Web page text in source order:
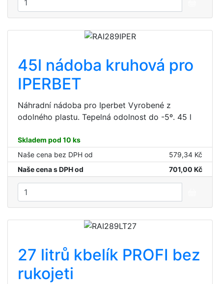
45l nádoba kruhová pro
IPERBET
Náhradní nádoba pro Iperbet Vyrobené z
odolného plastu. Tepelná odolnost do -5º. 45 l
Skladem pod 10 ks
Naše cena bez DPH od
579,34 Kč
Naše cena s DPH od
701,00 Kč
27 litrů kbelík PROFI bez
rukojeti